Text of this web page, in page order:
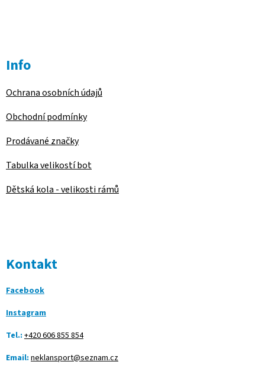
Info
Ochrana osobních údajů
Obchodní podmínky
Prodávané značky
Tabulka velikostí bot
Dětská kola - velikosti rámů
Kontakt
Facebook
Instagram
Tel.: +420 606 855 854
Email: neklansport@seznam.cz